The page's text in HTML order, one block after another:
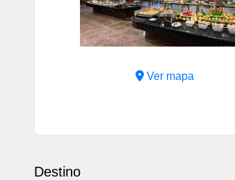
Previous
Ver mapa
Destino